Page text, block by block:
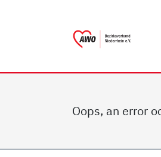
Oops, an error